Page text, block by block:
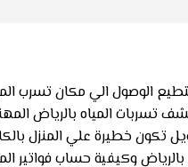
الوصول الي مكان
تسربات المياه
خطيرة علي المنزل
وكيفية حساب فواتير